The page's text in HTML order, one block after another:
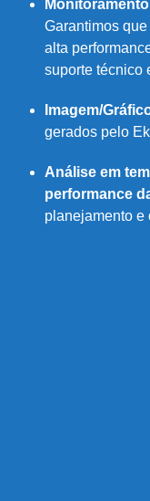
Garantimos
alta
suporte técnico
Imagem/
gerados pelo
Análise em
performance
planejamento e